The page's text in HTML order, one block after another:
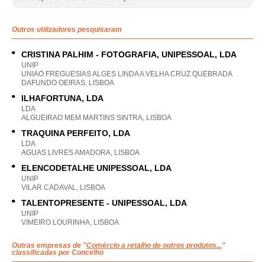
Outros utilizadores pesquisaram
CRISTINA PALHIM - FOTOGRAFIA, UNIPESSOAL, LDA
UNIP
UNIAO FREGUESIAS ALGES LINDA A VELHA CRUZ QUEBRADA
DAFUNDO OEIRAS, LISBOA
ILHAFORTUNA, LDA
LDA
ALGUEIRAO MEM MARTINS SINTRA, LISBOA
TRAQUINA PERFEITO, LDA
LDA
AGUAS LIVRES AMADORA, LISBOA
ELENCODETALHE UNIPESSOAL, LDA
UNIP
VILAR CADAVAL, LISBOA
TALENTOPRESENTE - UNIPESSOAL, LDA
UNIP
VIMEIRO LOURINHA, LISBOA
Outras empresas de "Comércio a retalho de outros produtos..."
classificadas por Concelho